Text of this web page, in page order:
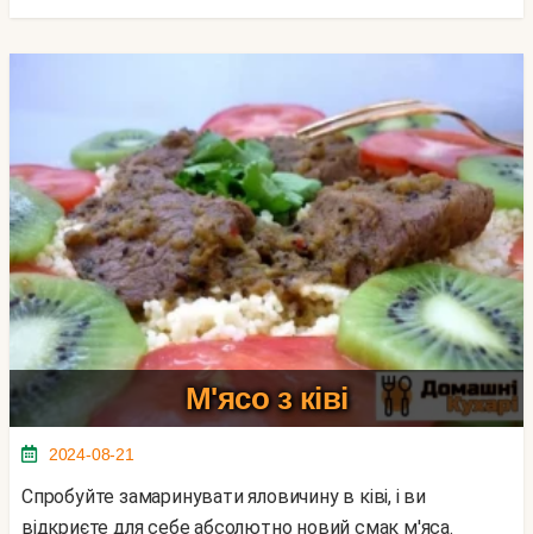
М'ясо з ківі
2024-08-21
Спробуйте замаринувати яловичину в ківі, і ви
відкриєте для себе абсолютно новий смак м'яса.